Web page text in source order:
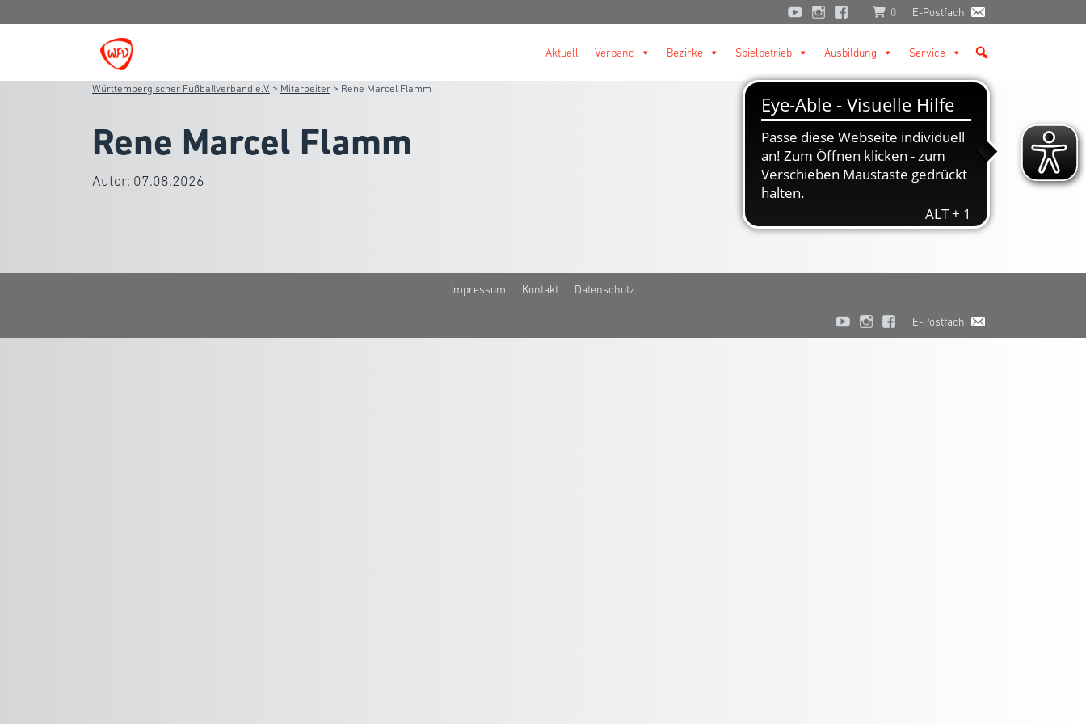
0 E-Postfach
Aktuell Verband Bezirke Spielbetrieb Ausbildung Service
Württembergischer Fußballverband e.V. > Mitarbeiter > Rene Marcel Flamm
Rene Marcel Flamm
Autor: 07.08.2026
Impressum Kontakt Datenschutz
E-Postfach